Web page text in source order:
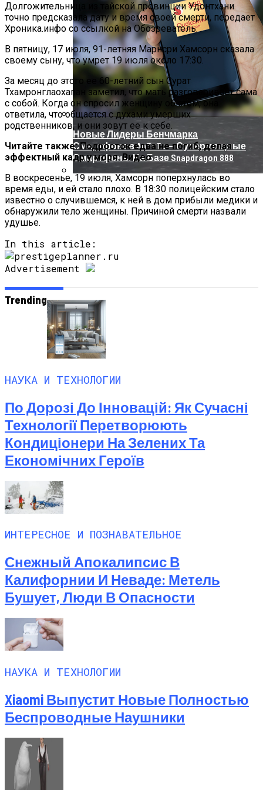
Китай Готовит Путешествие К Луне
Новые Лидеры Бенчмарка
Смартфонов AnTuTu — Супермощные
Смартфоны На Базе Snapdragon 888
Долгожительница из тайской провинции Удонтхани
точно предсказала дату и время своей смерти, передает
Хроника.инфо со ссылкой на Обозреватель.
В пятницу, 17 июля, 91-летняя Марнсри Хамсорн сказала
своему сыну, что умрет 19 июля около 17:30.
За месяц до этого ее 60-летний сын Сурат
Тхамронглаохапан заметил, что мать разговаривает сама
с собой. Когда он спросил женщину об этом, она
ответила, что общается с духами умерших
родственников, и они зовут ее к себе.
Читайте также: Подросток едва не погиб, делая
эффектный кадр у моря. Видео
В воскресенье, 19 июля, Хамсорн поперхнулась во
время еды, и ей стало плохо. В 18:30 полицейским стало
известно о случившемся, к ней в дом прибыли медики и
обнаружили тело женщины. Причиной смерти назвали
удушье.
In this article:
Advertisement
Trending
НАУКА И ТЕХНОЛОГИИ
По Дорозі До Інновацій: Як Сучасні
Технології Перетворюють
Кондиціонери На Зелених Та
Економічних Героїв
ИНТЕРЕСНОЕ И ПОЗНАВАТЕЛЬНОЕ
Снежный Апокалипсис В
Калифорнии И Неваде: Метель
Бушует, Люди В Опасности
НАУКА И ТЕХНОЛОГИИ
Xiaomi Выпустит Новые Полностью
Беспроводные Наушники